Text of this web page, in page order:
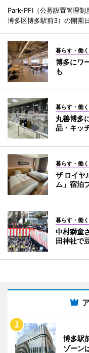
Park-PFI（公募設置管理
博多区博多駅前3）の開園
暮らす・働く
博多にワ
も
暮らす・働く
丸善博多
品・キッ
暮らす・働く
ザ ロイヤ
ム」宿泊
暮らす・働く
中村獅童
田神社で
博多駅
ゾーン